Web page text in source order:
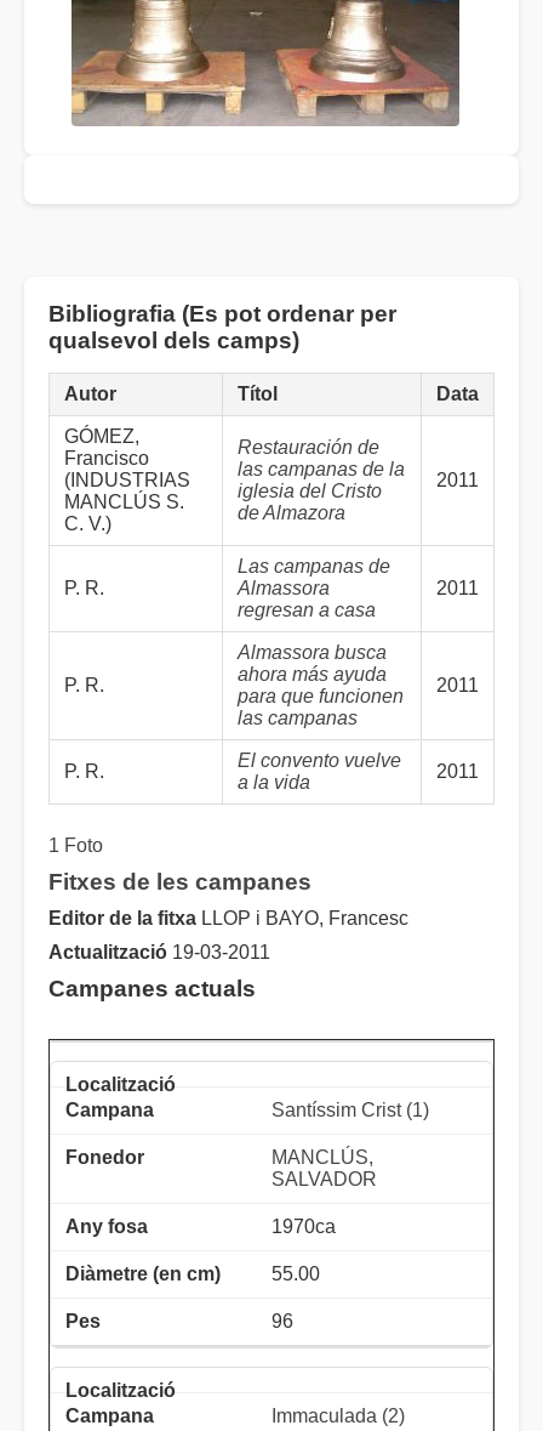
Bibliografia (Es pot ordenar per
qualsevol dels camps)
Autor Títol Data
GÓMEZ,
Francisco
(INDUSTRIAS
MANCLÚS S.
C. V.)
Restauración de
las campanas de la
iglesia del Cristo
de Almazora
2011
P. R.
Las campanas de
Almassora
regresan a casa
2011
P. R.
Almassora busca
ahora más ayuda
para que funcionen
las campanas
2011
P. R.
El convento vuelve
a la vida
2011
1 Foto
Fitxes de les campanes
Editor de la fitxa LLOP i BAYO, Francesc
Actualització 19-03-2011
Campanes actuals
Santíssim Crist (1)
MANCLÚS,
SALVADOR
1970ca
55.00
96
Immaculada (2)